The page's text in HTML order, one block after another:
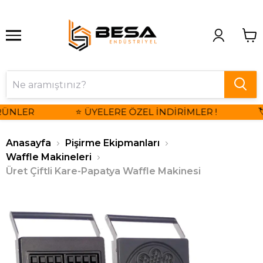
⭐ ÜYELERE ÖZEL İNDİRİMLER ! 🏷️
Anasayfa
Pişirme Ekipmanları
Waffle Makineleri
Üret Çiftli Kare-Papatya Waffle Makinesi